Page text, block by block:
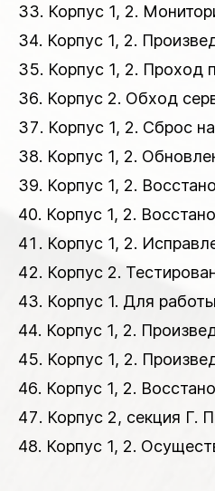
Корпус 1, 2.
Корпус 1, 2.
Корпус 1, 2. Проход
Корпус 2. Обход
Корпус 1, 2. Сброс
Корпус 1, 2.
Корпус 1, 2.
Корпус 1, 2.
Корпус 1, 2.
Корпус 2.
Корпус 1. Для
Корпус 1, 2.
Корпус 1, 2.
Корпус 1, 2.
Корпус 2, секция Г.
Корпус 1, 2.